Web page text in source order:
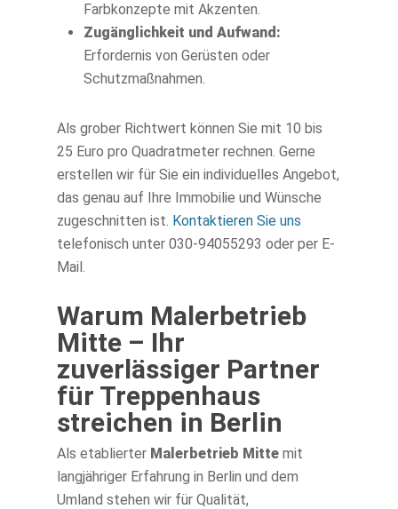
Farbkonzepte mit Akzenten.
Zugänglichkeit und Aufwand:
Erfordernis von Gerüsten oder
Schutzmaßnahmen.
Als grober Richtwert können Sie mit 10 bis
25 Euro pro Quadratmeter rechnen. Gerne
erstellen wir für Sie ein individuelles Angebot,
das genau auf Ihre Immobilie und Wünsche
zugeschnitten ist. Kontaktieren Sie uns
telefonisch unter 030-94055293 oder per E-
Mail.
Warum Malerbetrieb
Mitte – Ihr
zuverlässiger Partner
für Treppenhaus
streichen in Berlin
Als etablierter Malerbetrieb Mitte mit
langjähriger Erfahrung in Berlin und dem
Umland stehen wir für Qualität,